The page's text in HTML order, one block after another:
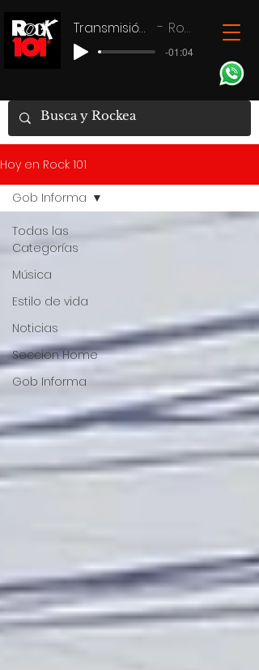
Transmisión en vivo Rock 101
-01:04
Hoy en Rock 101
Todas las
Categorías
Música
Estilo de vida
Noticias
Seccion Home
Gob Informa
Gob Informa